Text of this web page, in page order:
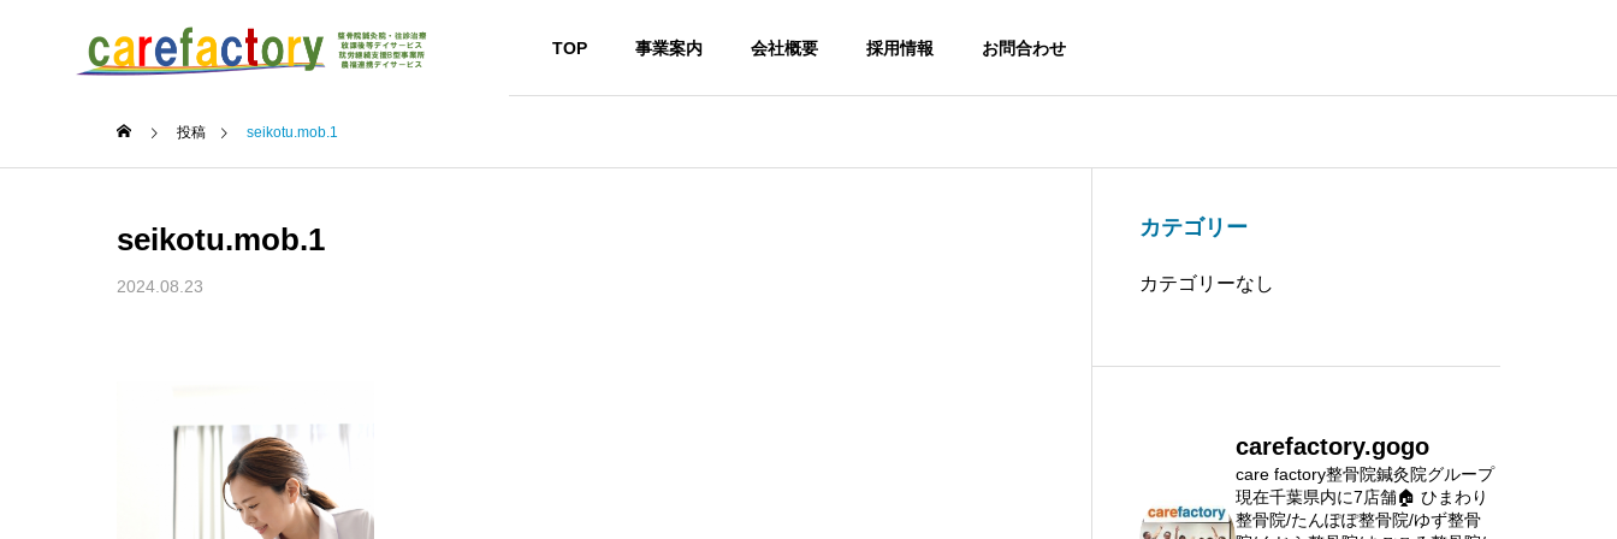
TOP 事業案内 会社概要 採用情報 お問合わせ
投稿 seikotu.mob.1
seikotu.mob.1
2024.08.23
カテゴリー
カテゴリーなし
carefactory.gogo
care factory整骨院鍼灸院グループ
現在千葉県内に7店舗🏠 ひまわり
整骨院/たんぽぽ整骨院/ゆず整骨